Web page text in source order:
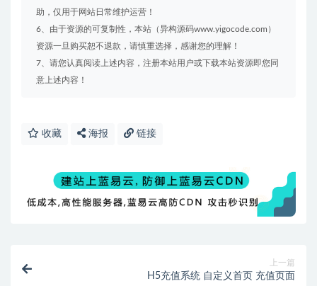
助，仅用于网站日常维护运营！
6、由于资源的可复制性，本站（异构源码www.yigocode.com）
资源一旦购买恕不退款，请慎重选择，感谢您的理解！
7、请您认真阅读上述内容，注册本站用户或下载本站资源即您同
意上述内容！
收藏 海报 链接
上一篇
H5充值系统 自定义首页 充值页面